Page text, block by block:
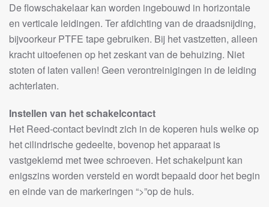
De flowschakelaar kan worden ingebouwd in horizontale
en verticale leidingen. Ter afdichting van de draadsnijding,
bijvoorkeur PTFE tape gebruiken. Bij het vastzetten, alleen
kracht uitoefenen op het zeskant van de behuizing. Niet
stoten of laten vallen! Geen verontreinigingen in de leiding
achterlaten.
Instellen van het schakelcontact
Het Reed-contact bevindt zich in de koperen huls welke op
het cilindrische gedeelte, bovenop het apparaat is
vastgeklemd met twee schroeven. Het schakelpunt kan
enigszins worden versteld en wordt bepaald door het begin
en einde van de markeringen “>”op de huls.